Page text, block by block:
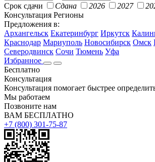
Срок сдачи
Сдана 2026 2027
Консультация Регионы
Предложения в:
Архангельск Екатеринбург Иркутск
Краснодар Мариуполь Новосибирск Омск
Северодвинск Сочи Тюмень Уфа
Избранное
Бесплатно
Консультация
Консультация помогает быстрее
Мы работаем
Позвоните нам
ВАМ БЕСПЛАТНО
+7 (800) 301-75-87